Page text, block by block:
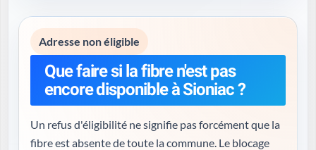
Adresse non éligible
Que faire si la fibre n'est pas
encore disponible à Sioniac ?
Un refus d'éligibilité ne signifie pas forcément que la
fibre est absente de toute la commune. Le blocage